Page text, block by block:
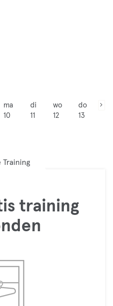
ma
10
di
11
wo
12
do
13
Training
training